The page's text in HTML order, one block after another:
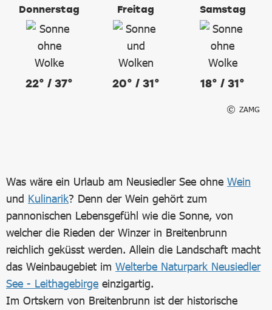
Donnerstag
22° / 37°
Freitag
20° / 31°
Samstag
18° / 31°
ZAMG
Was wäre ein Urlaub am Neusiedler See ohne Wein
und Kulinarik? Denn der Wein gehört zum
pannonischen Lebensgefühl wie die Sonne, von
welcher die Rieden der Winzer in Breitenbrunn
reichlich geküsst werden. Allein die Landschaft macht
das Weinbaugebiet im Welterbe Naturpark Neusiedler
See - Leithagebirge einzigartig.
Im Ortskern von Breitenbrunn ist der historische